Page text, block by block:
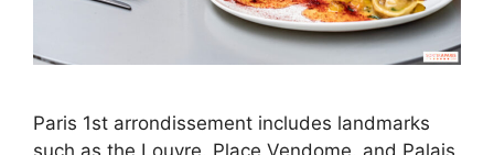
Paris 1st arrondissement includes landmarks